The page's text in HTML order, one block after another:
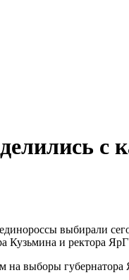
с
выбирали
Кузьмина и ректора
выборы